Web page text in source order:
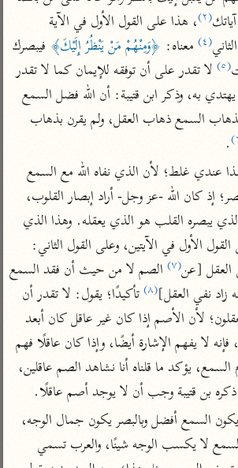
فتح القدير للشوكاني
تفسير ابن جزي
موسوعات
تفسير الآلوسي
أخرى
أضواء البيان
نظم الدرر للبقاعي
لغة وبلاغة
التحرير والتنوير
المحرر الوجيز لابن
عطية
البحر المحيط لأبي
حيان
البسيط للواحدي
المختصر في
التفسير
تفسير السعدي
أيسر التفاسير
القرآن – تدبر وعمل
مركَّزة العبارة
تفسير الجلالين
جامع البيان للإيجي
تفسير البيضاوي
تفسير النسفي
الوجيز للواحدي
تفسير ابن أبي زمنين
آثار
موسوعة التفسير
المأثور
(٢)
(٤) معناه: ﴿وَمِنْهُمْ مَنْ يَنْظُرُ إِلَيْكَ﴾
(٥)
لا تقدر على أن توفقه للإيمان كما لا تقدر
.
العقل [عن(٧)
زاد نفي العقل](٨)
بن قتيبة وجب أن لا يوجد أصم عاقلًا.